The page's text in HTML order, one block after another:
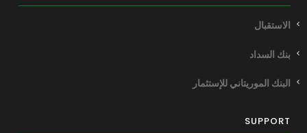
الاستقبال
بنك السداد
البنك الموريتاني للإستثمار
SUPPORT